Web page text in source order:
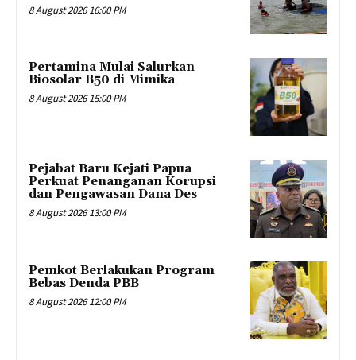
8 August 2026 16:00 PM
Pertamina Mulai Salurkan
Biosolar B50 di Mimika
8 August 2026 15:00 PM
Pejabat Baru Kejati Papua
Perkuat Penanganan Korupsi
dan Pengawasan Dana Des
8 August 2026 13:00 PM
Pemkot Berlakukan Program
Bebas Denda PBB
8 August 2026 12:00 PM